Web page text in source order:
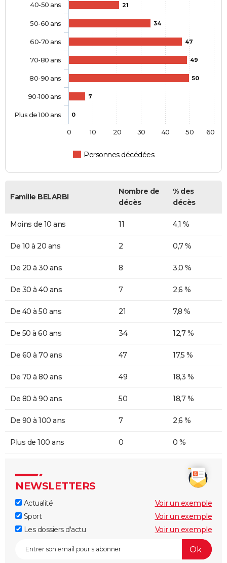
21
34
47
49
50
7
0
Personnes décédées
40-50 ans
50-60 ans
60-70 ans
70-80 ans
80-90 ans
90-100 ans
Plus de 100 ans
0 10 20 30 40 50 60
Famille BELARBI
Nombre de
décès
% des
décès
Moins de 10 ans 11 4,1 %
De 10 à 20 ans 2 0,7 %
De 20 à 30 ans 8 3,0 %
De 30 à 40 ans 7 2,6 %
De 40 à 50 ans 21 7,8 %
De 50 à 60 ans 34 12,7 %
De 60 à 70 ans 47 17,5 %
De 70 à 80 ans 49 18,3 %
De 80 à 90 ans 50 18,7 %
De 90 à 100 ans 7 2,6 %
Plus de 100 ans 0 0 %
NEWSLETTERS
Actualité
Voir un exemple
Sport
Voir un exemple
Les dossiers d'actu
Voir un exemple